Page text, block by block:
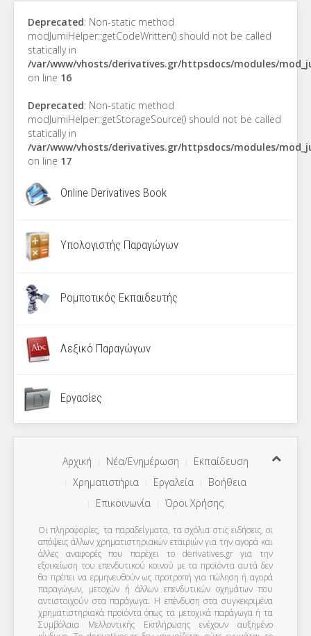
Deprecated: Non-static method
modJumiHelper::getCodeWritten() should not be called
statically in
/var/www/vhosts/derivatives.gr/httpsdocs/modules/
on line 16
Deprecated: Non-static method
modJumiHelper::getStorageSource() should not be called
statically in
/var/www/vhosts/derivatives.gr/httpsdocs/modules/
on line 17
Online Derivatives Book
Υπολογιστής Παραγώγων
Ρομποτικός Εκπαιδευτής
Λεξικό Παραγώγων
Εργασίες
Αρχική Νέα/Ενημέρωση
Εκπαίδευση
Χρηματιστήρια
Εργαλεία
Βοήθεια
Επικοινωνία
Όροι Χρήσης
Οι πληροφορίες, τα παραδείγματα, τα σχόλια στις ειδήσεις, οι
απόψεις άλλων χρηματιστηριακών εταιριών για την αγορά και
άλλες αναφορές που παρέχει το derivatives.gr για την
εξοικείωση του επενδυτικού κοινού με τα προϊόντα αυτά δεν
θα πρέπει να ερμηνευθούν ως προτροπή για πώληση ή αγορά
παραγώγων, μετοχών ή άλλων επενδυτικών οχημάτων που
αντιστοιχούν στα παράγωγα. Η επένδυση στα συγκεκριμένα
χρηματιστηριακά προϊόντα όπως τα μετοχικά παράγωγα ή τα
Συμβόλαια Μελλοντικής Εκπλήρωσης ενέχουν αυξημένο